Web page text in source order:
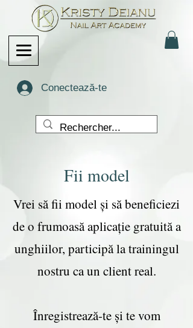
Conectează-te
Fii model
Vrei să fii model și să beneficiezi
de o frumoasă aplicație gratuită a
unghiilor, participă la trainingul
nostru ca un client real.
Înregistrează-te și te vom